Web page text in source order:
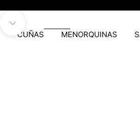
Navigate to next section
CUÑAS MENORQUINAS